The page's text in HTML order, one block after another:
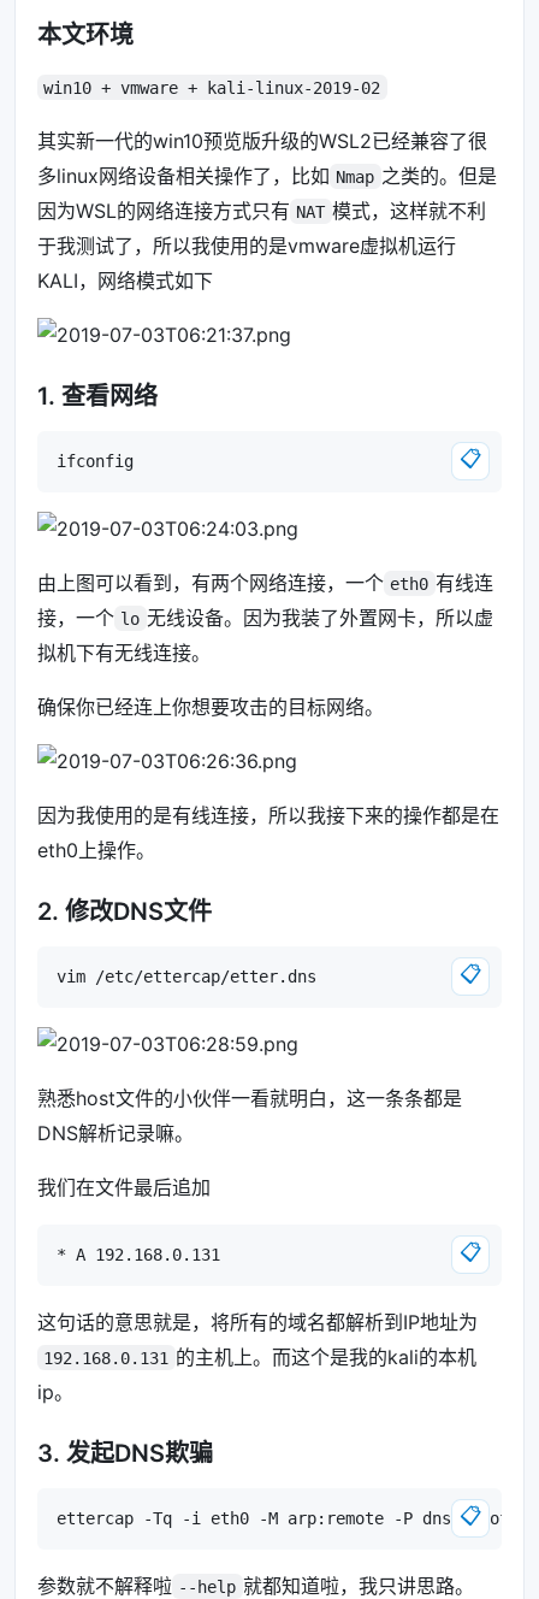
本文环境
win10 + vmware + kali-linux-2019-02
其实新一代的win10预览版升级的WSL2已经兼容了很
多linux网络设备相关操作了，比如 Nmap 之类的。但是
因为WSL的网络连接方式只有 NAT 模式，这样就不利
于我测试了，所以我使用的是vmware虚拟机运行
KALI，网络模式如下
1. 查看网络
📋
由上图可以看到，有两个网络连接，一个 eth0 有线连
接，一个 lo 无线设备。因为我装了外置网卡，所以虚
拟机下有无线连接。
确保你已经连上你想要攻击的目标网络。
因为我使用的是有线连接，所以我接下来的操作都是在
eth0上操作。
2. 修改DNS文件
📋
熟悉host文件的小伙伴一看就明白，这一条条都是
DNS解析记录嘛。
我们在文件最后追加
📋
这句话的意思就是，将所有的域名都解析到IP地址为
192.168.0.131 的主机上。而这个是我的kali的本机
ip。
3. 发起DNS欺骗
📋
参数就不解释啦 --help 就都知道啦，我只讲思路。